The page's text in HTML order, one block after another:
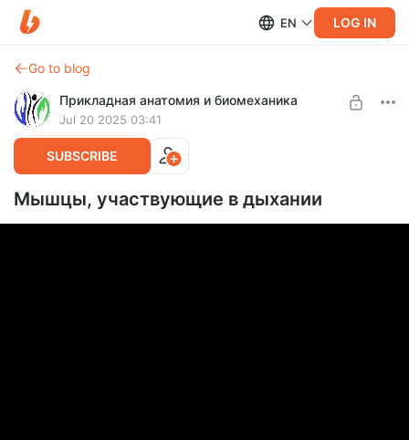
EN LOG IN
Go to blog
Прикладная анатомия и биомеханика
Jul 20 2025 03:41
SUBSCRIBE
Мышцы, участвующие в дыхании